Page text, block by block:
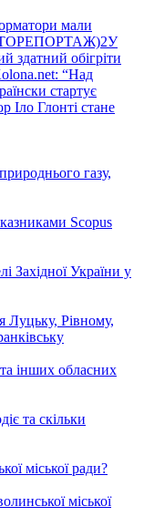
мали
2У
здатний обігріти
“Над
стартує
Іло Глонті стане
газу,
Scopus
Західної України у
Луцьку, Рівному,
інших обласних
та скільки
міської ради?
міської